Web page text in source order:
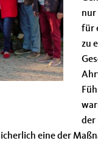
nur
für
zu
der
eine der